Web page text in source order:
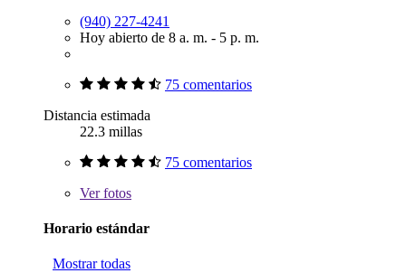
(940) 227-4241
Hoy abierto de 8 a. m. - 5 p. m.
75 comentarios
Distancia estimada
22.3 millas
75 comentarios
Verfotos
Horario estándar
Mostrar todas